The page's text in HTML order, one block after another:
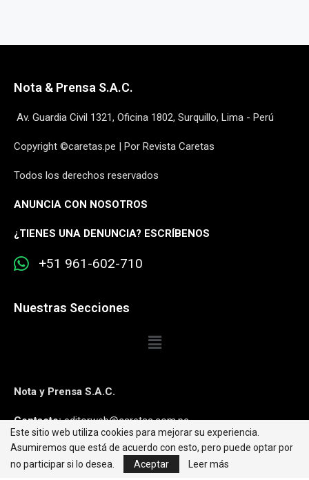
Nota & Prensa S.A.C.
Av. Guardia Civil 1321, Oficina 1802, Surquillo, Lima - Perú
Copyright ©caretas.pe | Por Revista Caretas
Todos los derechos reservados
ANUNCIA CON NOSOTROS
¿TIENES UNA DENUNCIA? ESCRÍBENOS
+51 961-602-710
Nuestras Secciones
Nota y Prensa S.A.C.
Contacto:editorweb@caretas.com.pe
Síguenos:
Este sitio web utiliza cookies para mejorar su experiencia.
Asumiremos que está de acuerdo con esto, pero puede optar por
no participar si lo desea.
Aceptar Leer más